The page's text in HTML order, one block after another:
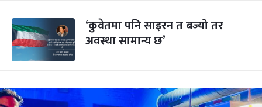
‘कुवेतमा पनि साइरन त बज्यो तर
अवस्था सामान्य छ’